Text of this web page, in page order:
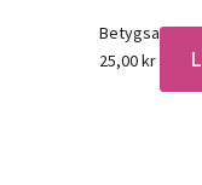
Betygsatt0
25,00kr